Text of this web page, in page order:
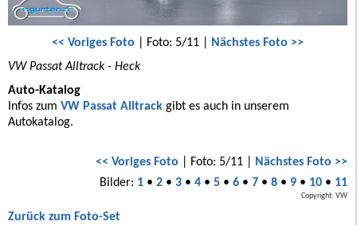
<< Voriges Foto | Foto: 5/11 | Nächstes Foto >>
VW Passat Alltrack - Heck
Auto-Katalog
Infos zum VW Passat Alltrack gibt es auch in unserem
Autokatalog.
<< Voriges Foto | Foto: 5/11 | Nächstes Foto >>
Bilder: 1• 2• 3• 4• 5• 6• 7• 8• 9• 10• 11
Copyright: VW
Zurück zum Foto-Set